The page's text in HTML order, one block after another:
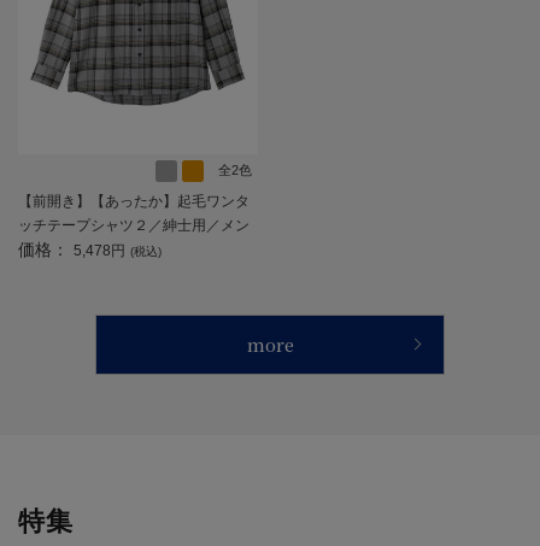
全2色
【前開き】【あったか】起毛ワンタ
ッチテープシャツ２／紳士用／メン
ズ／高齢者／シニア／秋冬／名前記
価格： 5,478円 (税込)
more
特集